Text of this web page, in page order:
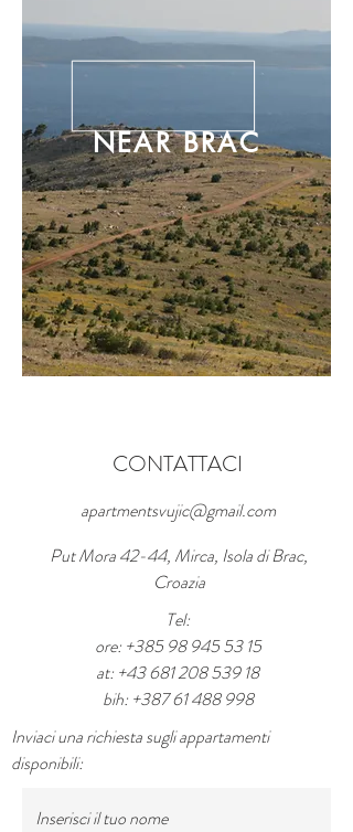
NEAR BRAC
CONTATTACI
apartmentsvujic@gmail.com
Put Mora 42-44, Mirca, Isola di Brac,
Croazia
Tel:
ore: +385 98 945 53 15
at: +43 681 208 539 18
bih: +387 61 488 998
Inviaci una richiesta sugli appartamenti
disponibili:
Inserisci il tuo nome